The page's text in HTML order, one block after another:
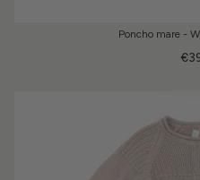
Poncho mare -